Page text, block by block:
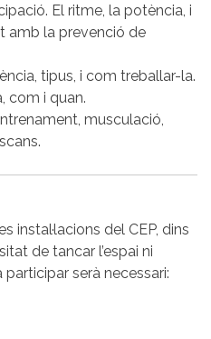
El ritme, la potència, i
amb la prevenció de
tipus, i com treballar-la.
com i quan.
musculació,
instal·lacions del CEP, dins
de tancar l’espai ni
serà necessari: